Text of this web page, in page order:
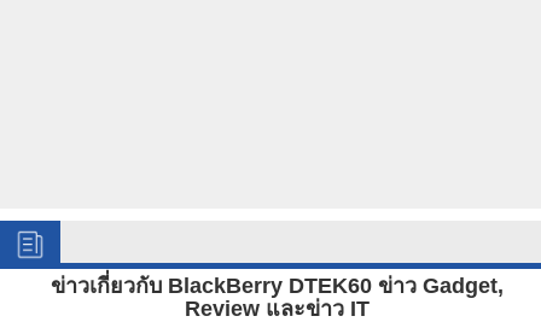
ข่าวเกี่ยวกับ BlackBerry DTEK60 ข่าว Gadget,
Review และข่าว IT